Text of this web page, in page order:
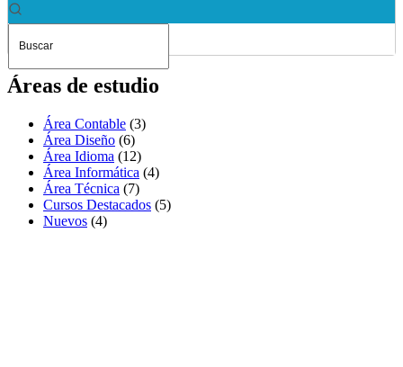
Áreas de estudio
Área Contable (3)
Área Diseño (6)
Área Idioma (12)
Área Informática (4)
Área Técnica (7)
Cursos Destacados (5)
Nuevos (4)